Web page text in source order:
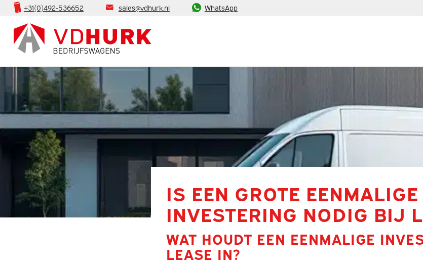
+31(0)492-536652 sales@vdhurk.nl WhatsApp
IS EEN GROTE EENMALIGE
INVESTERING NODIG BIJ
WAT HOUDT EEN EENMALIGE
LEASE IN?